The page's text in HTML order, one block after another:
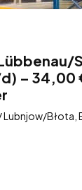
– 34,00
Błota,